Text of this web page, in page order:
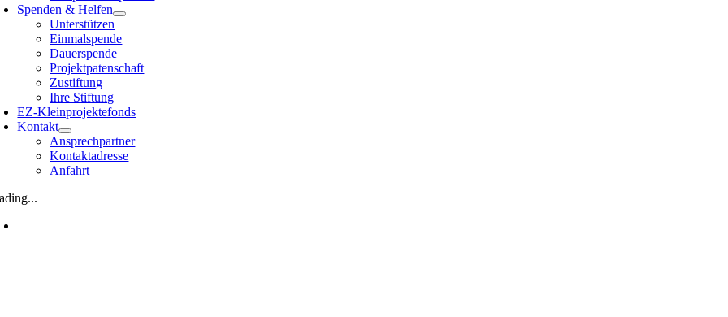
Spenden & Helfen
Unterstützen
Einmalspende
Dauerspende
Projektpatenschaft
Zustiftung
Ihre Stiftung
EZ-Kleinprojektefonds
Kontakt
Ansprechpartner
Kontaktadresse
Anfahrt